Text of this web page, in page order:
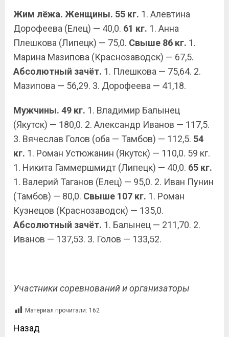
Жим лёжа. Женщины. 55 кг. 1. Алевтина
Дорофеева (Елец) — 40,0. 61 кг. 1. Анна
Плешкова (Липецк) — 75,0. Свыше 86 кг. 1.
Марина Мазипова (Краснозаводск) — 67,5.
Абсолютный зачёт. 1. Плешкова — 75,64. 2.
Мазипова — 56,29. 3. Дорофеева — 41,18.
Мужчины. 49 кг. 1. Владимир Балынец
(Якутск) — 180,0. 2. Александр Иванов — 117,5.
3. Вячеслав Голов (оба — Тамбов) — 112,5. 54
кг. 1. Роман Устюжанин (Якутск) — 110,0. 59 кг.
1. Никита Гаммершмидт (Липецк) — 40,0. 65 кг.
1. Валерий Таганов (Елец) — 95,0. 2. Иван Пунин
(Тамбов) — 80,0. Свыше 107 кг. 1. Роман
Кузнецов (Краснозаводск) — 135,0.
Абсолютный зачёт. 1. Балынец — 211,70. 2.
Иванов — 137,53. 3. Голов — 133,52.
Участники соревнований и организаторы
Материал прочитали: 162
Назад